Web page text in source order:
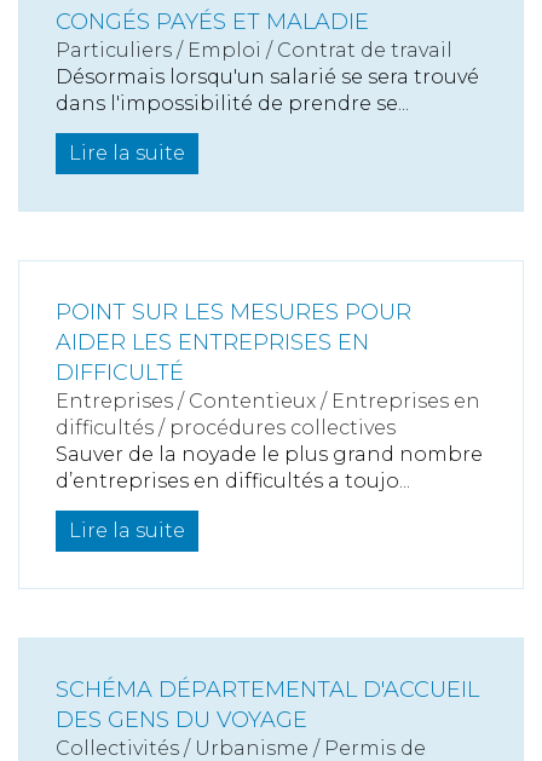
CONGÉS PAYÉS ET MALADIE
Particuliers / Emploi / Contrat de travail
Désormais lorsqu'un salarié se sera trouvé
dans l'impossibilité de prendre se...
Lire la suite
POINT SUR LES MESURES POUR
AIDER LES ENTREPRISES EN
DIFFICULTÉ
Entreprises / Contentieux / Entreprises en
difficultés / procédures collectives
Sauver de la noyade le plus grand nombre
d’entreprises en difficultés a toujo...
Lire la suite
SCHÉMA DÉPARTEMENTAL D'ACCUEIL
DES GENS DU VOYAGE
Collectivités / Urbanisme / Permis de